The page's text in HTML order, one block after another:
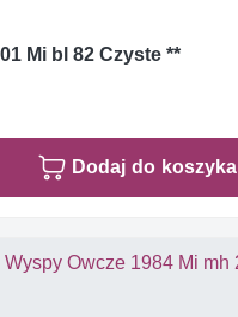
Mi bl 82 Czyste **
Dodaj do koszyka